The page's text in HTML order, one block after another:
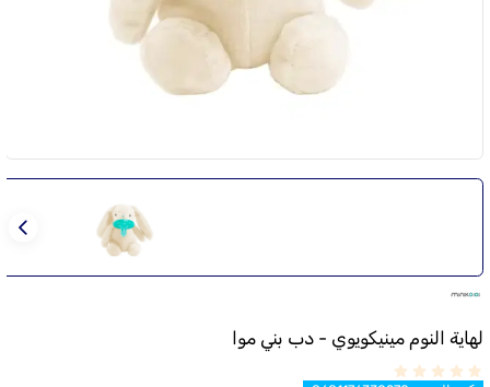
لهاية النوم مينيكويوي - دب بني موا